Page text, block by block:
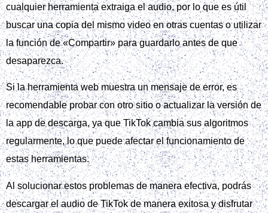
cualquier herramienta extraiga el audio, por lo que es útil
buscar una copia del mismo video en otras cuentas o utilizar
la función de «Compartir» para guardarlo antes de que
desaparezca.
Si la herramienta web muestra un mensaje de error, es
recomendable probar con otro sitio o actualizar la versión de
la app de descarga, ya que TikTok cambia sus algoritmos
regularmente, lo que puede afectar el funcionamiento de
estas herramientas.
Al solucionar estos problemas de manera efectiva, podrás
descargar el audio de TikTok de manera exitosa y disfrutar